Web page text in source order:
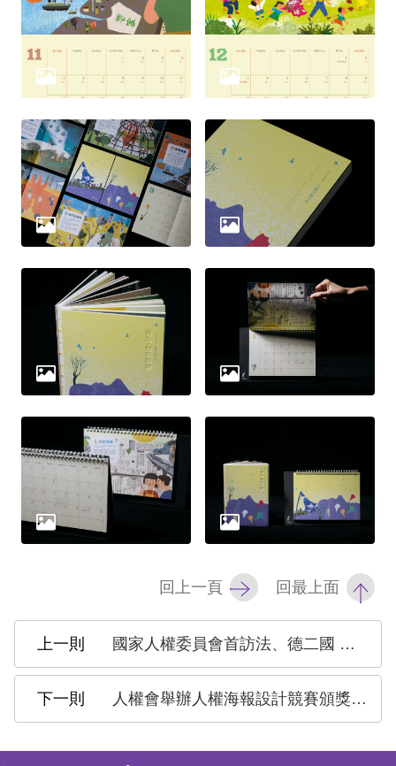
政
府
站
資
料
開
放
宣
告
網
宣
言
回上一頁 回最上面
國家人權委員會首訪法、德二國 推動國際人權交流 成果豐碩
人權會舉辦人權海報設計競賽頒獎典禮 陳菊主委欣慰臺灣新生代對人權的熱情與創意